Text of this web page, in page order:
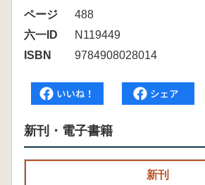
ページ
488
六一ID
N119449
ISBN
9784908028014
新刊・電子書籍
新刊